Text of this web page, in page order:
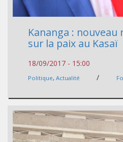
Kananga :
sur la paix au Kasaï
18/09/2017 - 15:00
Politique, Actualité /